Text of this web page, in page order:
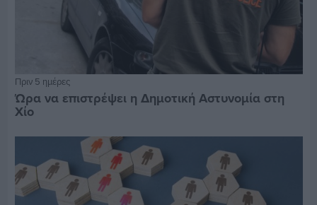
Πριν 5 ημέρες
Ώρα να επιστρέψει η Δημοτική Αστυνομία στη
Χίο